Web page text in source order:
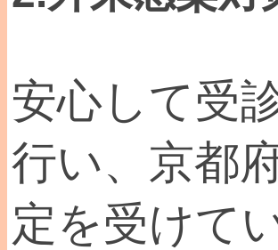
安心して受
行い、京都
定を受けて